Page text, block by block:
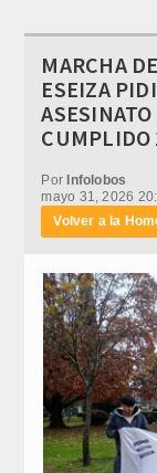
MARCHA
ESEIZA
CUMPLIDO
PorInfolobos
mayo 31, 2026
Volver a la